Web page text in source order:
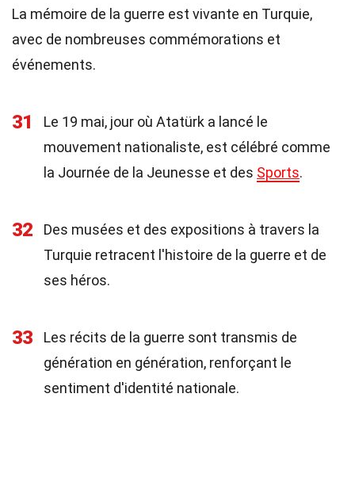
La mémoire de la guerre est vivante en Turquie,
avec de nombreuses commémorations et
événements.
31
Le 19 mai, jour où Atatürk a lancé le
mouvement nationaliste, est célébré comme
la Journée de la Jeunesse et des Sports.
32
Des musées et des expositions à travers la
Turquie retracent l'histoire de la guerre et de
ses héros.
33
Les récits de la guerre sont transmis de
génération en génération, renforçant le
sentiment d'identité nationale.